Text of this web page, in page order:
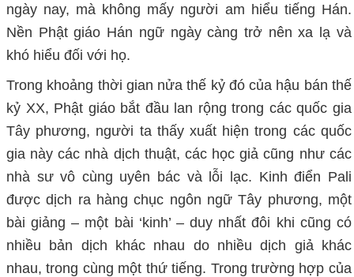
ngày nay, mà không mấy người am hiểu tiếng Hán.
Nền Phật giáo Hán ngữ ngày càng trở nên xa lạ và
khó hiểu đối với họ.
Trong khoảng thời gian nửa thế kỷ đó của hậu bán thế
kỷ XX, Phật giáo bắt đầu lan rộng trong các quốc gia
Tây phương, người ta thấy xuất hiện trong các quốc
gia này các nhà dịch thuật, các học giả cũng như các
nhà sư vô cùng uyên bác và lỗi lạc. Kinh điển Pali
được dịch ra hàng chục ngôn ngữ Tây phương, một
bài giảng – một bài ‘kinh’ – duy nhất đôi khi cũng có
nhiều bản dịch khác nhau do nhiều dịch giả khác
nhau, trong cùng một thứ tiếng. Trong trường hợp của